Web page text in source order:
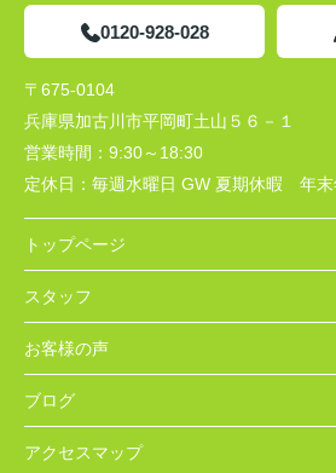
0120-928-028
〒675-0104
兵庫県加古川市平岡町土山５６－１
営業時間： 9:30～18:30
定休日： 毎週水曜日 GW 夏期休暇 年末
トップページ
スタッフ
お客様の声
ブログ
アクセスマップ